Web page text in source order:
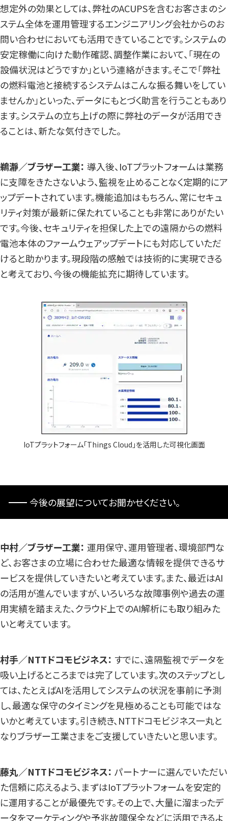
想定外の効果としては、弊社のACUPSを含むお客さまのシ
ステム全体を運用管理するエンジニアリング会社からのお
問い合わせにおいても活用できていることです。システムの
安定稼働に向けた動作確認、調整作業において、「現在の
設備状況はどうですか」という連絡がきます。そこで「弊社
の燃料電池と接続するシステムはこんな振る舞いをしてい
ませんか」といった、データにもとづく助言を行うこともあり
ます。システムの立ち上げの際に弊社のデータが活用でき
ることは、新たな気付きでした。
鵜瀞／ブラザー工業： 導入後、IoTプラットフォームは業務
に支障をきたさないよう、監視を止めることなく定期的にア
ップデートされています。機能追加はもちろん、常にセキュ
リティ対策が最新に保たれていることも非常にありがたい
です。今後、セキュリティを担保した上での遠隔からの燃料
電池本体のファームウェアップデートにも対応していただ
けると助かります。現段階の感触では技術的に実現できる
と考えており、今後の機能拡充に期待しています。
IoTプラットフォーム「Things Cloud」を活用した可視化画面
今後の展望についてお聞かせください。
中村／ブラザー工業： 運用保守、運用管理者、環境部門な
ど、お客さまの立場に合わせた最適な情報を提供できるサ
ービスを提供していきたいと考えています。また、最近はAI
の活用が進んでいますが、いろいろな故障事例や過去の運
用実績を踏まえた、クラウド上でのAI解析にも取り組みた
いと考えています。
村手／NTTドコモビジネス： すでに、遠隔監視でデータを
吸い上げるところまでは完了しています。次のステップとし
ては、たとえばAIを活用してシステムの状況を事前に予測
し、最適な保守のタイミングを見極めることも可能ではな
いかと考えています。引き続き、NTTドコモビジネス一丸と
なりブラザー工業さまをご支援していきたいと思います。
藤丸／NTTドコモビジネス： パートナーに選んでいただい
た信頼に応えるよう、まずはIoTプラットフォームを安定的
に運用することが最優先です。その上で、大量に溜まったデ
ータをマーケティングや予兆故障保全などに活用できるよ